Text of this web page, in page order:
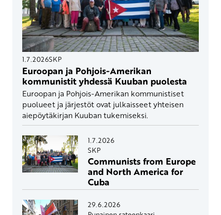
1.7.2026SKP
Euroopan ja Pohjois-Amerikan
kommunistit yhdessä Kuuban puolesta
Euroopan ja Pohjois-Amerikan kommunistiset
puolueet ja järjestöt ovat julkaisseet yhteisen
aiepöytäkirjan Kuuban tukemiseksi.
1.7.2026
SKP
Communists from Europe
and North America for
Cuba
29.6.2026